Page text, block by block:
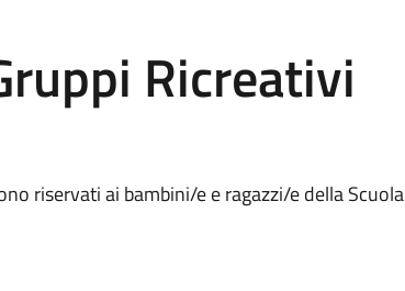
Ricreativi
riservati ai bambini/e e ragazzi/e della Scuola